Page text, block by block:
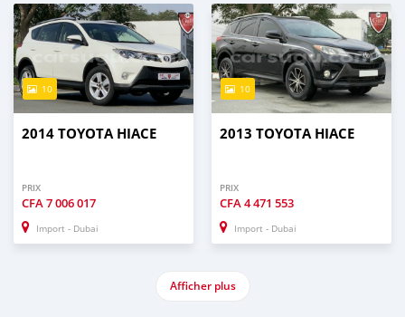
10
2014 TOYOTA HIACE
PRIX
CFA 7 006 017
Import - Dubai
10
2013 TOYOTA HIACE
PRIX
CFA 4 471 553
Import - Dubai
Afficher plus